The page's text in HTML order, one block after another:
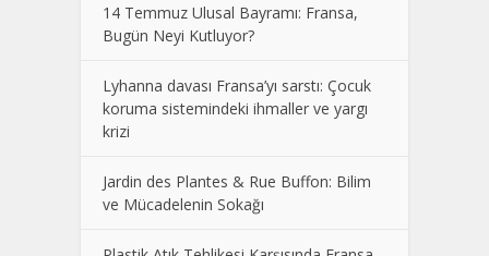
14 Temmuz Ulusal Bayramı: Fransa,
Bugün Neyi Kutluyor?
Lyhanna davası Fransa’yı sarstı: Çocuk
koruma sistemindeki ihmaller ve yargı
krizi
Jardin des Plantes & Rue Buffon: Bilim
ve Mücadelenin Sokağı